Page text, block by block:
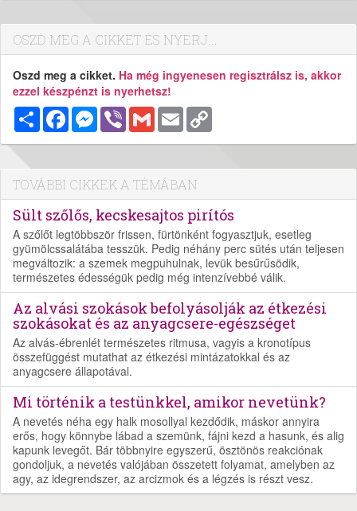
OSZD MEG A CIKKET ÉS NYERJ...
Oszd meg a cikket. Ha még ingyenesen regisztrálsz is, akkor
ezzel készpénzt is nyerhetsz!
MegosztásFacebookMessenger
Viber Gmail Email
TOVÁBBI CIKKEK A TÉMÁBAN
Sült szőlős, kecskesajtos pirítós
A szőlőt legtöbbször frissen, fürtönként fogyasztjuk, esetleg
gyümölcssalátába tesszük. Pedig néhány perc sütés után teljesen
megváltozik: a szemek megpuhulnak, levük besűrűsödik,
természetes édességük pedig még intenzívebbé válik.
Az alvási szokások befolyásolják az étkezési
szokásokat és az anyagcsere-egészséget
Az alvás-ébrenlét természetes ritmusa, vagyis a kronotípus
összefüggést mutathat az étkezési mintázatokkal és az
anyagcsere állapotával.
Mi történik a testünkkel, amikor nevetünk?
A nevetés néha egy halk mosollyal kezdődik, máskor annyira
erős, hogy könnybe lábad a szemünk, fájni kezd a hasunk, és alig
kapunk levegőt. Bár többnyire egyszerű, ösztönös reakciónak
gondoljuk, a nevetés valójában összetett folyamat, amelyben az
agy, az idegrendszer, az arcizmok és a légzés is részt vesz.